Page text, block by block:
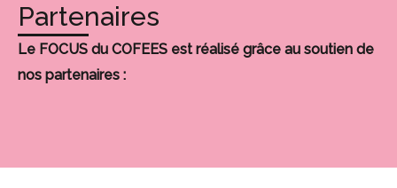
Partenaires
Le FOCUS du COFEES est réalisé grâce au soutien de
nos partenaires :